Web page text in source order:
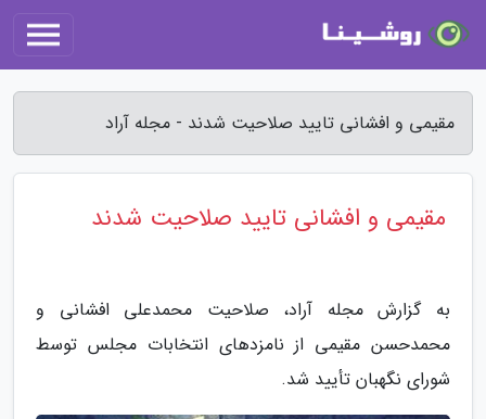
مقیمی و افشانی تایید صلاحیت شدند - مجله آراد
مقیمی و افشانی تایید صلاحیت شدند
به گزارش مجله آراد، صلاحیت محمدعلی افشانی و
محمدحسن مقیمی از نامزدهای انتخابات مجلس توسط
شورای نگهبان تأیید شد.